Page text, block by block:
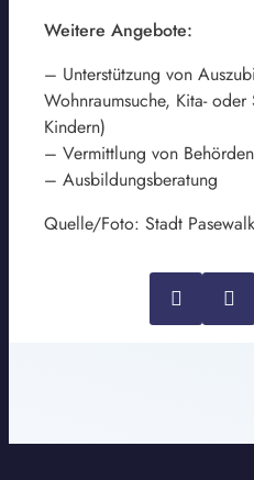
Weitere Angebote:
– Unterstützung von
Wohnraumsuche, Kita-
Kindern)
– Vermittlung von
– Ausbildungsberatung
Quelle/Foto: Stadt Pasewalk